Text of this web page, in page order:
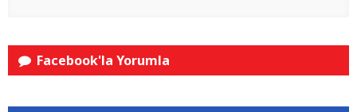
Facebook'la Yorumla